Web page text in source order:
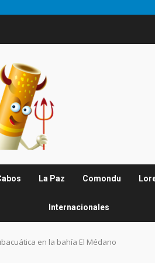
La Paz Comondu
Internacionales
en la bahía El Médano